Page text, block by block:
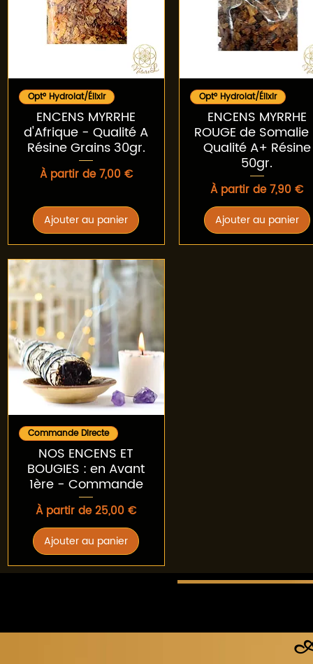
Aperçu rapide
Opt° Hydrolat/Élixir
ENCENS MYRRHE
d'Afrique - Qualité A
Résine Grains 30gr.
À partir de7,00 €
Prix promotionnel
Ajouter au panier
Aperçu rapide
Opt° Hydrolat/Élixir
ENCENS MYRRHE
ROUGE de
Qualité A+ Résine
50gr.
À partir de7,90 €
Prix promotionnel
Ajouter au panier
Aperçu rapide
Commande Directe
NOS ENCENS ET
BOUGIES : en Avant
1ère - Commande
À partir de25,00 €
Prix promotionnel
Ajouter au panier